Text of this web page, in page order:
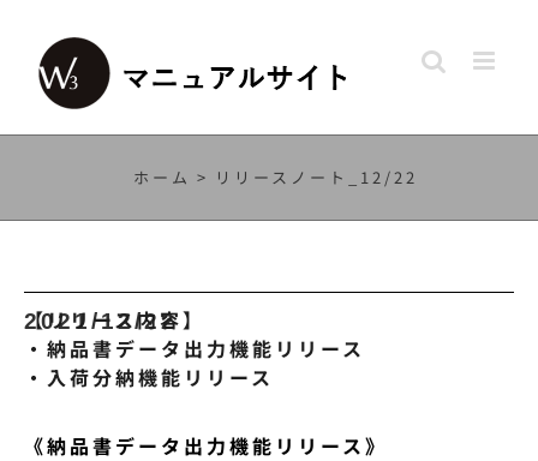
content
ホーム > リリースノート_12/22
2021/12/22
【リリース内容】
・納品書データ出力機能リリース
・入荷分納機能リリース
《納品書データ出力機能リリース》